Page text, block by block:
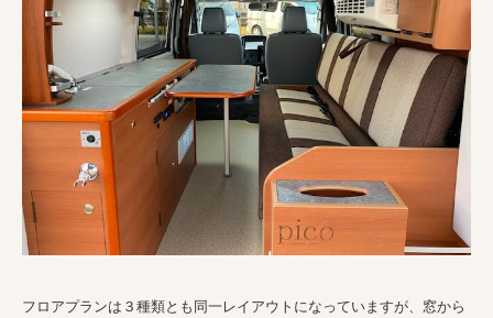
フロアプランは３種類とも同一レイアウトになっていますが、窓から